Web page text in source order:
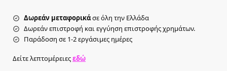
Δωρεάν μεταφορικάσε όλη την Ελλάδα
Δωρεάν επιστροφή και εγγύηση επιστροφής χρημάτων.
Παράδοση σε 1-2 εργάσιμες ημέρες
Δείτε λεπτομέρειεςεδώ